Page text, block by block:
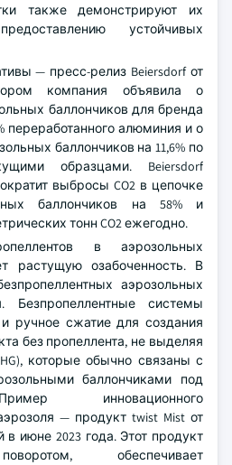
также демонстрируют их
устойчивых
— пресс-релиз Beiersdorf от
компания объявила о
баллончиков для бренда
переработанного алюминия и о
баллончиков на 11,6% по
образцами. Beiersdorf
выбросы CO2 в цепочке
баллончиков на 58% и
тонн CO2 ежегодно.
в аэрозольных
растущую озабоченность. В
аэрозольных
Безпропеллентные системы
ручное сжатие для создания
без пропеллента, не выделяя
которые обычно связаны с
баллончиками под
инновационного
— продукт twist Mist от
в июне 2023 года. Этот продукт
обеспечивает